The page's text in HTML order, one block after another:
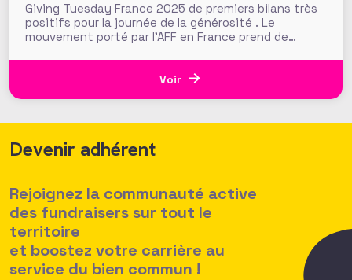
Giving Tuesday France 2025 de premiers bilans très
positifs pour la journée de la générosité . Le
mouvement porté par l'AFF en France prend de
Voir
Devenir adhérent
Rejoignez la communauté active
des fundraisers sur tout le
territoire
et boostez votre carrière au
service du bien commun !